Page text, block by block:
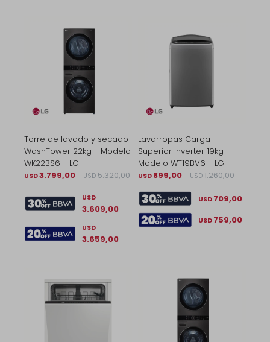
Torre de lavado y secado
WashTower 22kg - Modelo
WK22BS6 - LG
USD3.799,00 USD 5.320,00
USD
3.609,00
USD
3.659,00
Lavarropas Carga
Superior Inverter 19kg -
Modelo WT19BV6 - LG
USD 899,00 USD 1.260,00
USD 709,00
USD 759,00